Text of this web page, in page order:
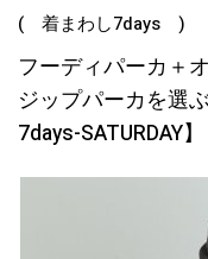
( 着まわし7days )
フーディパーカ＋
ジップパーカを選
7days-SATURDAY】